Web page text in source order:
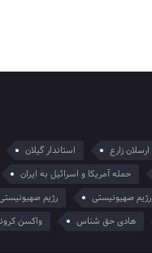
ارسلان زارع استاندار گیلان
حمله آمریکا و اسرائیل به ایران
رژیم صهیونیستی رژیم
هادی حق شناس واکسن